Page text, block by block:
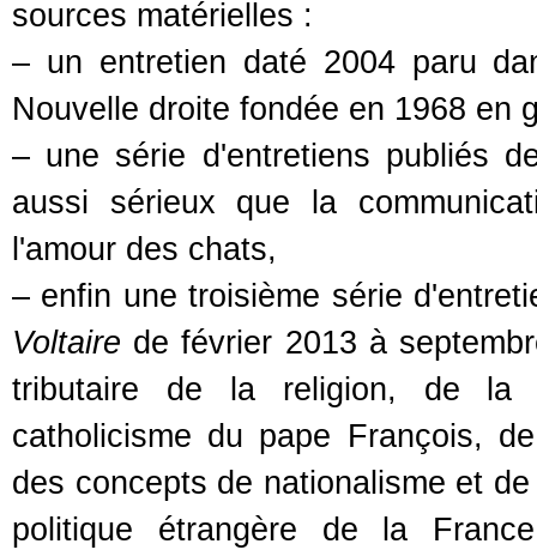
sources matérielles :
– un entretien daté 2004 paru
Nouvelle droite fondée en 1968 en
– une série d'entretiens publiés
aussi sérieux que la
l'amour des chats,
– enfin une troisième série
Voltaire de février 2013 à
tributaire de la religion, de la
catholicisme du pape François,
des concepts de nationalisme et
politique étrangère de la